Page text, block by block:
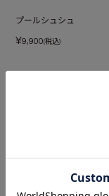
プールシュシュ
¥9,900(税込)
あな